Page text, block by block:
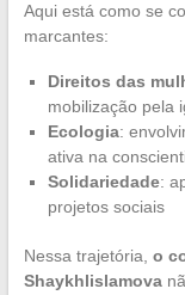
Aqui está como se
marcantes:
Direitos das
mobilização pela
Ecologia:
ativa na
Solidariedade:
projetos sociais
Nessa trajetória, o
Shaykhlislamova